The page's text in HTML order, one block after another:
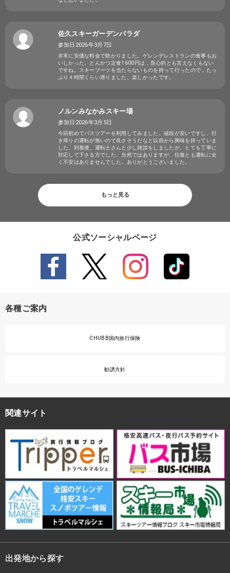
佐久スキーガーデンパラダ
参加日2026年3月7日
非常に安価な料金で助かりました。ゲレンデレストランの食事もお
いしかった。とんかつ定食1600円は，良心的とも言えなくもない
ですね。スキーブーツを当たらないものを持って行ったので，たっ
ぷり４時間くらい滑りました。楽しかったです。
ノルンみなかみスキー場
参加日2026年3月5日
今回初めてバスツアーを利用してみました。値段が安いですし、行
き帰りの運転が無いので良さそうだなと以前から興味を持っていま
した。到着後、運転士さんと少し雑談をしましたが、とても丁寧に
対応して下さる方でした。当然ではありますが、往復とも運転に全
く不安はありませんでした。ありがとうございました。
もっと見る
公式ソーシャルページ
各種ご案内
CHUBB国内旅行保険
勧誘方針
関連サイト
出発地から探す